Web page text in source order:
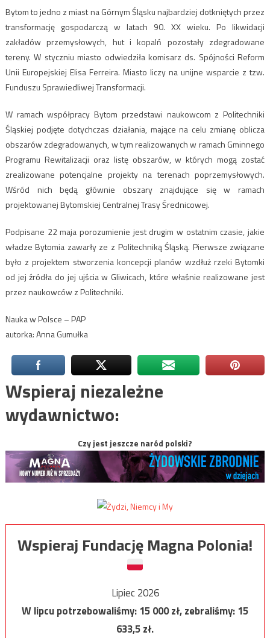
Bytom to jedno z miast na Górnym Śląsku najbardziej dotkniętych przez
transformację gospodarczą w latach 90. XX wieku. Po likwidacji
zakładów przemysłowych, hut i kopalń pozostały zdegradowane
tereny. W styczniu miasto odwiedziła komisarz ds. Spójności Reform
Unii Europejskiej Elisa Ferreira. Miasto liczy na unijne wsparcie z tzw.
Funduszu Sprawiedliwej Transformacji.
W ramach współpracy Bytom przedstawi naukowcom z Politechniki
Śląskiej podjęte dotychczas działania, mające na celu zmianę oblicza
obszarów zdegradowanych, w tym realizowanych w ramach Gminnego
Programu Rewitalizacji oraz listę obszarów, w których mogą zostać
zrealizowane potencjalne projekty na terenach poprzemysłowych.
Wśród nich będą głównie obszary znajdujące się w ramach
projektowanej Bytomskiej Centralnej Trasy Średnicowej.
Podpisane 22 maja porozumienie jest drugim w ostatnim czasie, jakie
władze Bytomia zawarły ze z Politechniką Śląską. Pierwsze związane
było z projektem stworzenia koncepcji planów wzdłuż rzeki Bytomki
od jej źródła do jej ujścia w Gliwicach, które właśnie realizowane jest
przez naukowców z Politechniki.
Nauka w Polsce – PAP
autorka: Anna Gumułka
Wspieraj niezależne
wydawnictwo:
Czy jest jeszcze naród polski?
Wspieraj Fundację Magna Polonia!
Lipiec 2026
W lipcu potrzebowaliśmy:15 000zł, zebraliśmy:15
633,5zł.